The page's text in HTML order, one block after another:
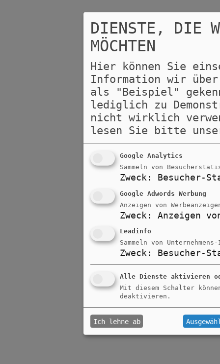
DIENSTE, DIE
MÖCHTEN
Hier können Sie
Information wir
als "Beispiel"
lediglich zu
nicht wirklich
lesen Sie bitte
Google Analytics
Sammeln von
Zweck : Besucher-
Google Adwords Werbung
Anzeigen von
Zweck : Anzeigen
Leadinfo
Sammeln von
Zweck: Besucher-
Alle Dienste aktivieren
Mit diesem Schalter
deaktivieren.
Ich lehne ab